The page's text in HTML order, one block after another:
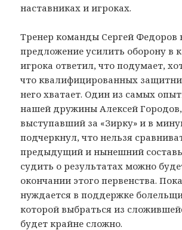
наставниках и игроках.
Тренер команды Сергей Федоров
предложение усилить оборону в
игрока ответил, что подумает,
что квалифицированных
него хватает. Один из самых
нашей дружины Алексей Городов,
выступавший за «Зирку» и в
подчеркнул, что нельзя
предыдущий и нынешний
судить о результатах можно
окончании этого первенства.
нуждается в поддержке
которой выбраться из
будет крайне сложно.